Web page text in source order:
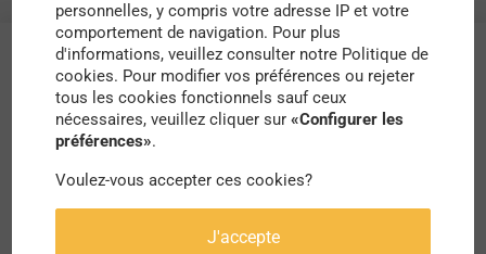
personnelles, y compris votre adresse IP et votre
comportement de navigation. Pour plus
d'informations, veuillez consulter notre Politique de
cookies. Pour modifier vos préférences ou rejeter
tous les cookies fonctionnels sauf ceux
nécessaires, veuillez cliquer sur«Configurer les
préférences».
Voulez-vous accepter ces cookies?
J'accepte